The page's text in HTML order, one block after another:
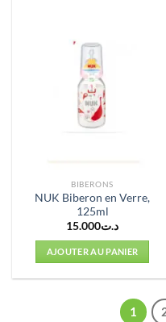
BIBERONS
NUK Biberon en Verre,
125ml
د.ت15.000
AJOUTER AU PANIER
1